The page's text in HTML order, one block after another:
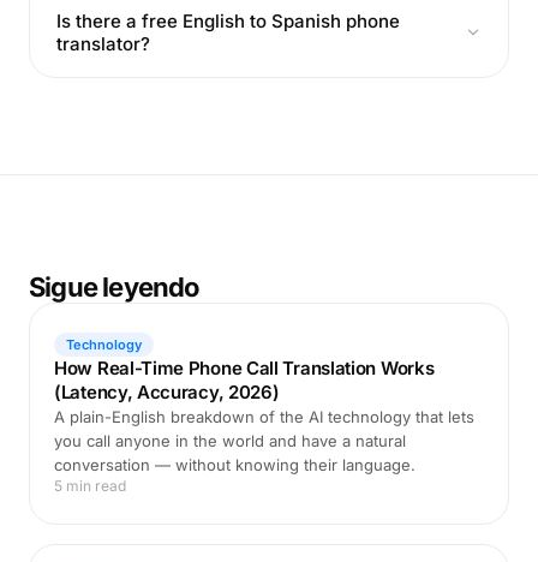
Is there a free English to Spanish phone
translator?
Sigue leyendo
Technology
How Real-Time Phone Call Translation Works
(Latency, Accuracy, 2026)
A plain-English breakdown of the AI technology that lets
you call anyone in the world and have a natural
conversation — without knowing their language.
5 min read